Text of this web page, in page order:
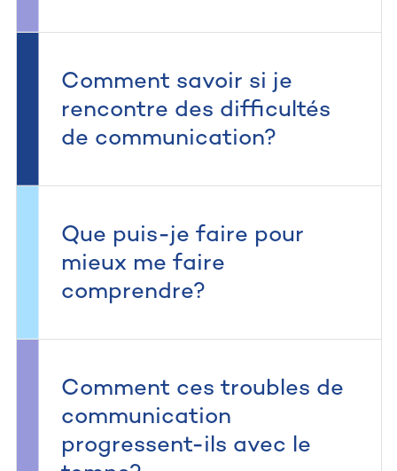
Comment savoir si je
rencontre des difficultés
de communication?
Que puis-je faire pour
mieux me faire
comprendre?
Comment ces troubles de
communication
progressent-ils avec le